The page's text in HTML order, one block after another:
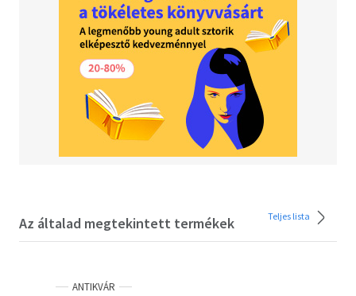
An extensive compilation of cutting-edge hotels from
around the world. Illustrations and text are an invaluable
resource to both designers and international travelers.
Az általad megtekintett termékek Teljes lista
ANTIKVÁR